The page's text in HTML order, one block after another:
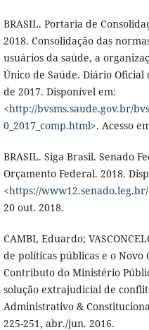
BRASIL. Portaria de
2018. Consolidação das
usuários da saúde, a
Único de Saúde. Diário Oficial
de 2017. Disponível em:
<http://bvsms.saude.gov.br/
0_2017_comp.html>. Acesso
BRASIL. Siga Brasil. Senado
Orçamento Federal. 2018.
<https://
20 out. 2018.
CAMBI, Eduardo;
de políticas públicas e o Novo
Contributo do Ministério
solução extrajudicial de
Administrativo &
225-251, abr./jun. 2016.